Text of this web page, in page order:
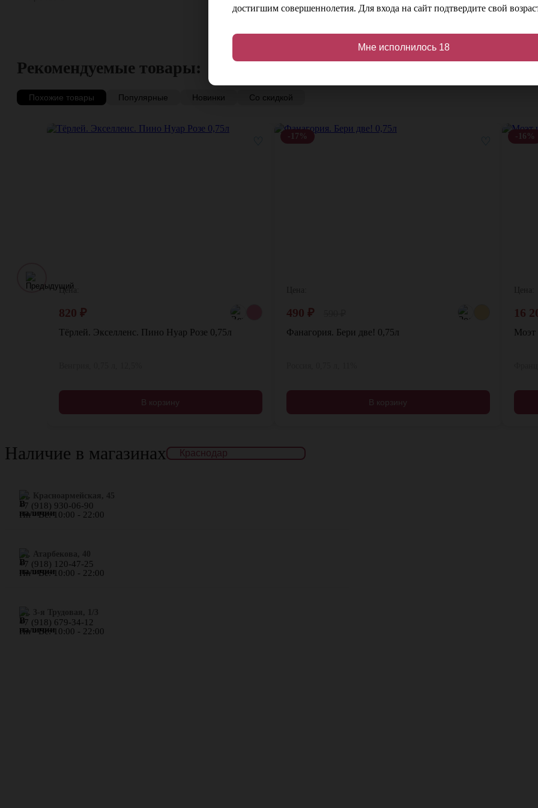
Рекомендуемые товары:
Похожие товары Популярные Новинки Со скидкой
Цена:
820 ₽
Тёрлей. Экселленс. Пино Нуар Розе 0,75л
В корзину
-17%
490 ₽
Фанагория. Бери две! 0,75л
В корзину
-16%
16
Наличие в магазинах
ул. Красноармейская, 45
+7 (918) 930-06-90
Пн - Вс: 10:00 - 22:00
​ул. Атарбекова, 40
+7 (918) 120-47-25
Пн - Вс: 10:00 - 22:00
ул. 3-я Трудовая, 1/3
+7 (918) 679-34-12
Пн - Вс: 10:00 - 22:00
достигшим совершеннолетия. Для входа на сайт подтвердите свой
Мне исполнилось 18